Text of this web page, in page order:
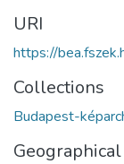
URI
https://
Collections
Budapest-